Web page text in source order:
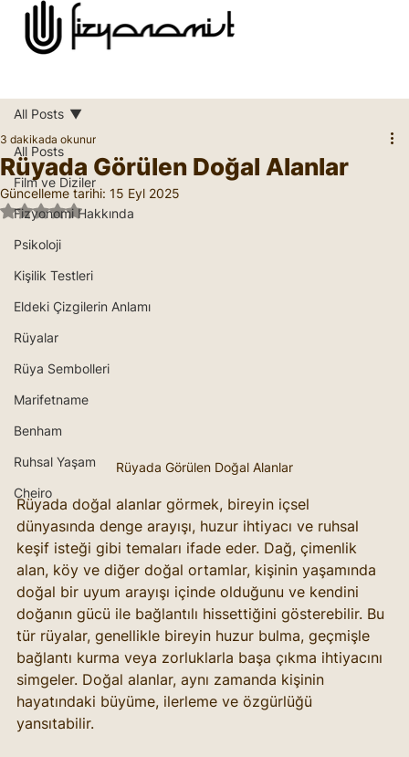
All Posts
Film ve Diziler
Fizyonomi Hakkında
Psikoloji
Kişilik Testleri
Eldeki Çizgilerin Anlamı
Rüyalar
Rüya Sembolleri
Marifetname
Benham
Ruhsal Yaşam
Cheiro
All Posts
Rüyada Görülen Doğal Alanlar
3 dakikada okunur
Güncelleme tarihi: 15 Eyl 2025
5 üzerinden NaN yıldız
Rüyada Görülen Doğal Alanlar
Rüyada doğal alanlar görmek, bireyin içsel
dünyasında denge arayışı, huzur ihtiyacı ve ruhsal
keşif isteği gibi temaları ifade eder. Dağ, çimenlik
alan, köy ve diğer doğal ortamlar, kişinin yaşamında
doğal bir uyum arayışı içinde olduğunu ve kendini
doğanın gücü ile bağlantılı hissettiğini gösterebilir. Bu
tür rüyalar, genellikle bireyin huzur bulma, geçmişle
bağlantı kurma veya zorluklarla başa çıkma ihtiyacını
simgeler. Doğal alanlar, aynı zamanda kişinin
hayatındaki büyüme, ilerleme ve özgürlüğü
yansıtabilir.